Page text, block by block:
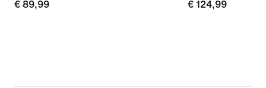
€ 89,99
€ 89,99
€ 124,99
€ 124,99